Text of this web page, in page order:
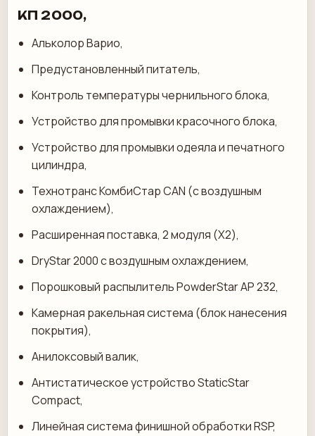
КП 2000,
Альколор Варио,
Предустановленный питатель,
Контроль температуры чернильного блока,
Устройство для промывки красочного блока,
Устройство для промывки одеяла и печатного
цилиндра,
Технотранс КомбиСтар CAN (с воздушным
охлаждением),
Расширенная поставка, 2 модуля (X2),
DryStar 2000 с воздушным охлаждением,
Порошковый распылитель PowderStar AP 232,
Камерная ракельная система (блок нанесения
покрытия),
Анилоксовый валик,
Антистатическое устройство StaticStar
Compact,
Линейная система финишной обработки RSP,